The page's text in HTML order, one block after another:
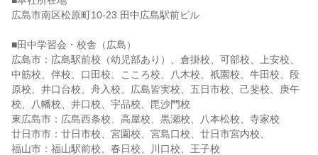
広島市南区松原町10-23 田中広島駅前ビル
■田中学習会・校舎（広島）
広島市：広島駅前校（幼児部あり）、倉掛校、可部校、上安校、
中筋校、伴校、口田校、こころ校、八木校、祇園校、牛田校、段
原校、井口台校、舟入校、広島皆実校、五日市校、己斐校、庚午
校、八幡校、井口校、宇品校、毘沙門校
東広島市：広島西条校、高屋校、黒瀬校、八本松校、寺家校
廿日市市：廿日市校、宮園校、宮島口校、廿日市宮内校、
福山市：福山駅前校、春日校、川口校、王子校